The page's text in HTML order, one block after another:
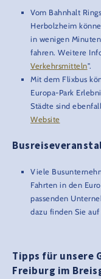
Vom Bahnhalt
Herbolzheim
in wenigen
fahren. Weitere
Verkehrsmitteln".
Mit dem Flixbus
Europa-Park
Städte sind
Website
Viele
Fahrten in den
passenden
dazu finden Sie auf
Tipps für unsere
Freiburg im